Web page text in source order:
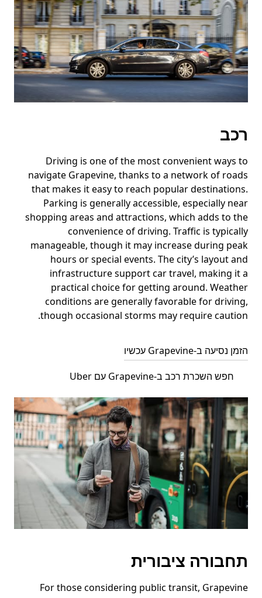
רכב
Driving is one of the most convenient ways to
navigate Grapevine, thanks to a network of roads
that makes it easy to reach popular destinations.
Parking is generally accessible, especially near
shopping areas and attractions, which adds to the
convenience of driving. Traffic is typically
manageable, though it may increase during peak
hours or special events. The city’s layout and
infrastructure support car travel, making it a
practical choice for getting around. Weather
conditions are generally favorable for driving,
though occasional storms may require caution.
הזמן נסיעה ב-Grapevine עכשיו
חפש השכרת רכב ב-Grapevine עם Uber
תחבורה ציבורית
For those considering public transit, Grapevine